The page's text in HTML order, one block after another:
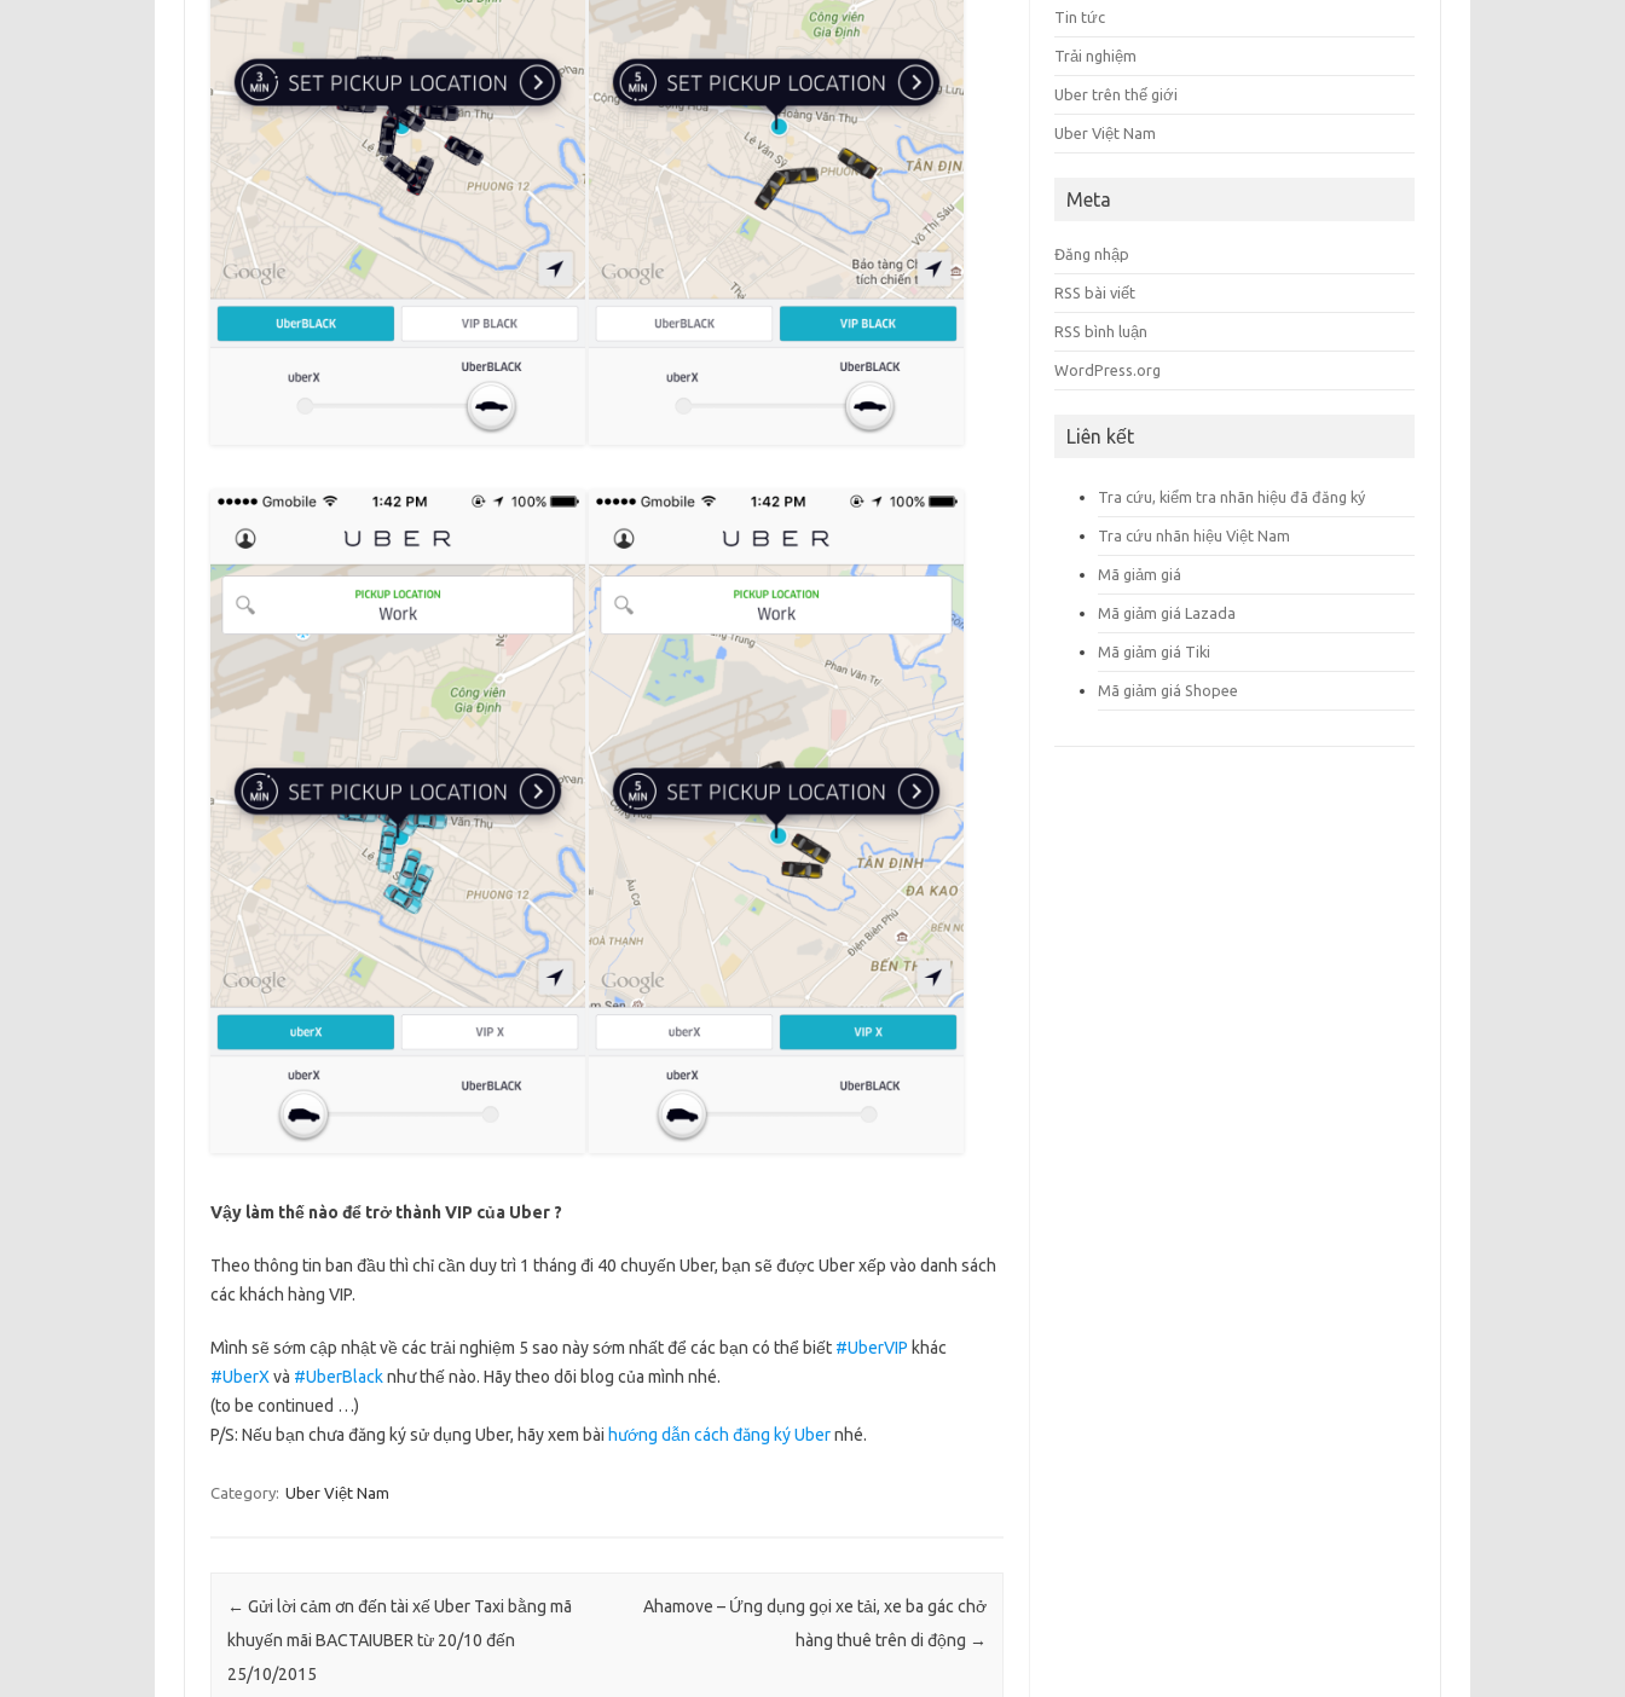
Vậy làm thế nào để trở thành VIP của Uber ?
Theo thông tin ban đầu thì chỉ cần duy trì 1 tháng đi 40 chuyến Uber, bạn sẽ được Uber xếp vào danh sách
các khách hàng VIP.
Mình sẽ sớm cập nhật về các trải nghiệm 5 sao này sớm nhất để các bạn có thể biết #UberVIP khác
#UberXvà #UberBlacknhư thế nào. Hãy theo dõi blog của mình nhé.
(to be continued …)
P/S: Nếu bạn chưa đăng ký sử dụng Uber, hãy xem bài hướng dẫn cách đăng ký Ubernhé.
Category: Uber Việt Nam
Post navigation
← Gửi lời cảm ơn đến tài xế Uber Taxi bằng mã
khuyến mãi BACTAIUBER từ 20/10 đến
25/10/2015
Ahamove – Ứng dụng gọi xe tải, xe ba gác chở
hàng thuê trên di động →
Tin tức
Trải nghiệm
Uber trên thế giới
Uber Việt Nam
Meta
Đăng nhập
RSS bài viết
RSS bình luận
WordPress.org
Liên kết
Tra cứu, kiểm tra nhãn hiệu đã đăng ký
Tra cứu nhãn hiệu Việt Nam
Mã giảm giá
Mã giảm giá Lazada
Mã giảm giá Tiki
Mã giảm giá Shopee